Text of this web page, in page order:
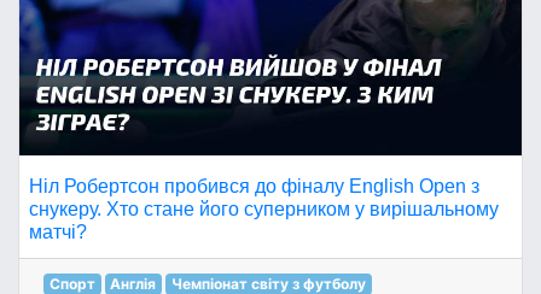
Ніл Робертсон пробився до фіналу English Open з
снукеру. Хто стане його суперником у вирішальному
матчі?
Спорт Англія Чемпіонат світу з футболу